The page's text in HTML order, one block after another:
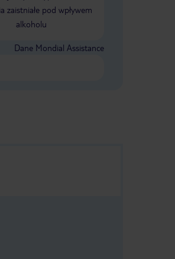
:) U znajomych w pokoju za
ten sam problem. Ogólnie
bardzo zadowoleni z pobytu.
Tak jak już ktoś
zaistniałe pod wpływem
alkoholu
Dane Mondial Assistance